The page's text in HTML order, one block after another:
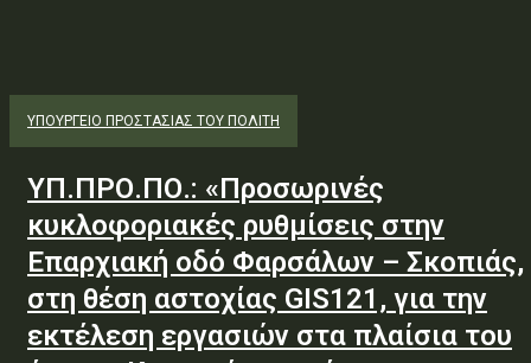
ΥΠΟΥΡΓΕΊΟ ΠΡΟΣΤΑΣΊΑΣ ΤΟΥ ΠΟΛΊΤΗ
ΥΠ.ΠΡΟ.ΠΟ.: «Προσωρινές
κυκλοφοριακές ρυθμίσεις στην
Επαρχιακή οδό Φαρσάλων – Σκοπιάς,
στη θέση αστοχίας GIS121, για την
εκτέλεση εργασιών στα πλαίσια του